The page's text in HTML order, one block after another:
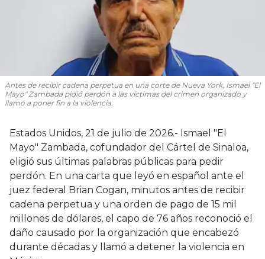
Antes de recibir cadena perpetua en una corte de Nueva York, Ismael "El
Mayo" Zambada pidió perdón a las víctimas del crimen organizado y
llamó a poner fin a la violencia.
Estados Unidos, 21 de julio de 2026.- Ismael "El
Mayo" Zambada, cofundador del Cártel de Sinaloa,
eligió sus últimas palabras públicas para pedir
perdón. En una carta que leyó en español ante el
juez federal Brian Cogan, minutos antes de recibir
cadena perpetua y una orden de pago de 15 mil
millones de dólares, el capo de 76 años reconoció el
daño causado por la organización que encabezó
durante décadas y llamó a detener la violencia en